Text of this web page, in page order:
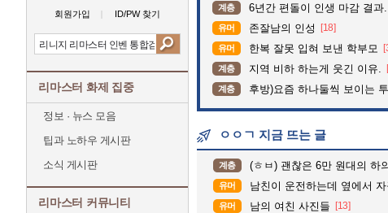
회원가입 ID/PW 찾기
리마스터 화제 집중
정보 · 뉴스 모음
팁과 노하우 게시판
소식 게시판
리마스터 커뮤니티
계층 6년간 편돌이 인생 마감 결과.
유머 존잘남의 인성 [18]
유머 한복 잘못 입혀 보낸 학부모
계층 지역 비하 하는게 웃긴 이유.
계층 후방)요즘 하나둘씩 보이는
ㅇㅇㄱ 지금 뜨는 글
계층 (ㅎㅂ) 괜찮은 6만 원대의 하
유머 남친이 운전하는데 옆에서 자꾸
유머 남의 여친 사진들 [13]